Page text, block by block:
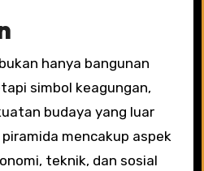
hanya bangunan
simbol keagungan,
budaya yang luar
mencakup aspek
teknik, dan sosial